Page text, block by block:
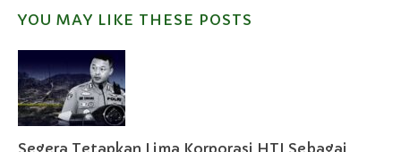
YOU MAY LIKE THESE POSTS